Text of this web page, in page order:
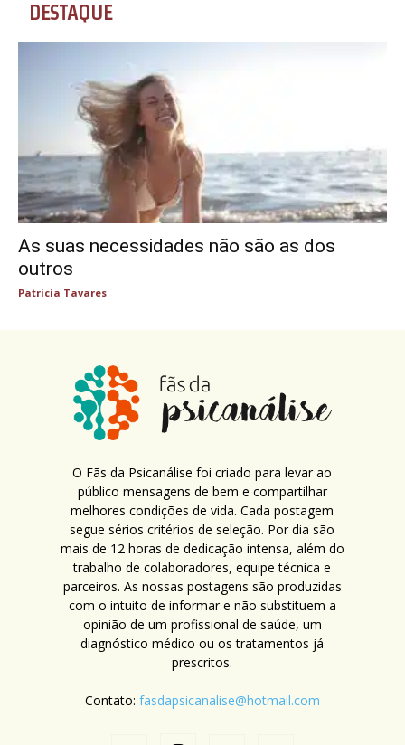
DESTAQUE
As suas necessidades não são as dos
outros
Patricia Tavares
O Fãs da Psicanálise foi criado para levar ao
público mensagens de bem e compartilhar
melhores condições de vida. Cada postagem
segue sérios critérios de seleção. Por dia são
mais de 12 horas de dedicação intensa, além do
trabalho de colaboradores, equipe técnica e
parceiros. As nossas postagens são produzidas
com o intuito de informar e não substituem a
opinião de um profissional de saúde, um
diagnóstico médico ou os tratamentos já
prescritos.
Contato: fasdapsicanalise@hotmail.com